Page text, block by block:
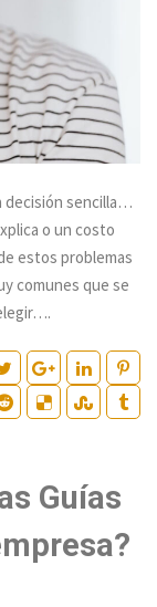
decisión sencilla…
o un costo
estos problemas
comunes que se
Guías